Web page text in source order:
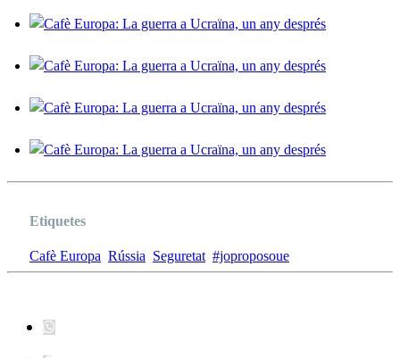
Etiquetes
Cafè Europa Rússia Seguretat #joproposoue